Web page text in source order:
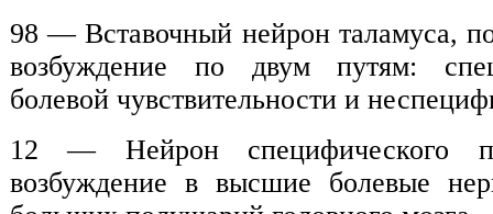
98 — Вставочный нейрон таламуса,
возбуждение по двум путям:
болевой чувствительности и
12 — Нейрон специфического
возбуждение в высшие болевые